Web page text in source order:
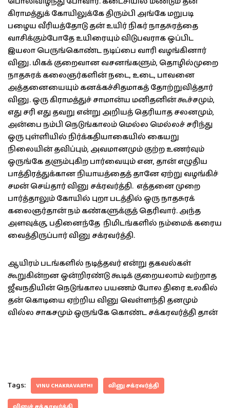
கிராமத்துக் கோயிலுக்கே திரும்பி அங்கே மறுபடி
பழைய வீரியத்தோடு தன் உயிர் நிகர் நாதசுரத்தை
வாசிக்கும்போதே உயிரையும் விடுபவராக ஒப்பிட
இயலா பெருங்கொண்ட நடிப்பை வாரி வழங்கினார்
வினு. மிகக் குறைவான வசனங்களும், தொழில்முறை
நாதசுரக் கலைஞர்களின் நடை, உடை, பாவனை
அத்தனையையும் கனக்கச்சிதமாகத் தோற்றுவித்தார்
வினு. ஒரு கிராமத்துச் சாமான்ய மனிதனின் கூச்சமும்,
எது சரி எது தவறு என்று அறியத் தெரியாத சலனமும்,
அன்பை நம்பி நெடுங்காலம் மெல்ல மெல்லச் சரிந்து
ஒரு புள்ளியில் நிர்க்கதியாகையில் கையறு
நிலையின் தவிப்பும், அவமானமும் குற்ற உணர்வும்
ஒருங்கே தளும்புகிற பார்வையும் என, தான் எழுதிய
பாத்திரத்துக்கான நியாயத்தைத் தானே ஏற்று வழங்கிச்
சமன் செய்தார் வினு சக்ரவர்த்தி. எத்தனை முறை
பார்த்தாலும் கோயில் புறா படத்தில் ஒரு நாதசுரக்
கலைஞர்தான் நம் கண்களுக்குத் தெரிவார். அந்த
அளவுக்கு, பதினைந்தே நிமிடங்களில் நம்மைக் கரைய
வைத்திருப்பார் வினு சக்ரவர்த்தி.
ஆயிரம் படங்களில் நடித்தவர் என்று தகவல்கள்
கூறுகின்றன ஒன்றிரண்டு கூடிக் குறையலாம் வற்றாத
ஜீவநதியின் நெடுங்கால பயணம் போல திரை உலகில்
தன் கொடியை ஏற்றிய வினு வெள்ளந்தி தனமும்
வில்ல சாகசமும் ஒருங்கே கொண்ட சக்கரவர்த்தி தான்
Tags: VINU CHAKRAVARTHI வினு சக்ரவர்த்தி